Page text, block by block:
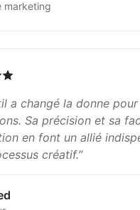
marketing
a changé la donne pour
Sa précision et sa
en font un allié
créatif.”